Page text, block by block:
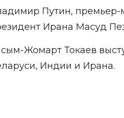
Путин,
Ирана Масуд
Жомарт Токаев
Индии и Ирана.